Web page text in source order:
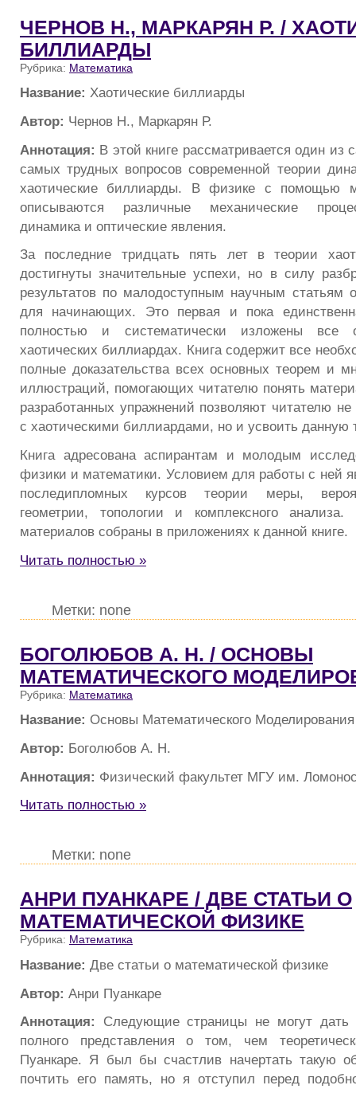
ЧЕРНОВ Н., МАРКАРЯН Р. /
БИЛЛИАРДЫ
Рубрика: Математика
Название: Хаотические биллиарды
Автор: Чернов Н., Маркарян Р.
Аннотация: В этой книге рассматривается один
самых трудных вопросов современной теории
хаотические биллиарды. В физике с помощью
описываются различные механические
динамика и оптические явления.
За последние тридцать пять лет в теории
достигнуты значительные успехи, но в силу
результатов по малодоступным научным статьям
для начинающих. Это первая и пока
полностью и систематически изложены
хаотических биллиардах. Книга содержит все
полные доказательства всех основных теорем и
иллюстраций, помогающих читателю понять
разработанных упражнений позволяют читателю не
с хаотическими биллиардами, но и усвоить данную
Книга адресована аспирантам и молодым
физики и математики. Условием для работы с ней
последипломных курсов теории меры,
геометрии, топологии и комплексного
материалов собраны в приложениях к данной книге.
Читать полностью »
Метки: none
БОГОЛЮБОВ А. Н. / ОСНОВЫ
МАТЕМАТИЧЕСКОГО
Рубрика: Математика
Название: Основы Математического Моделирования
Автор: Боголюбов А. Н.
Аннотация: Физический факультет МГУ им.
Читать полностью »
Метки: none
АНРИ ПУАНКАРЕ / ДВЕ СТАТЬИ О
МАТЕМАТИЧЕСКОЙ ФИЗИКЕ
Рубрика: Математика
Название: Две статьи о математической физике
Автор: Анри Пуанкаре
Аннотация: Следующие страницы не могут дать
полного представления о том, чем
Пуанкаре. Я был бы счастлив начертать такую
почтить его память, но я отступил перед